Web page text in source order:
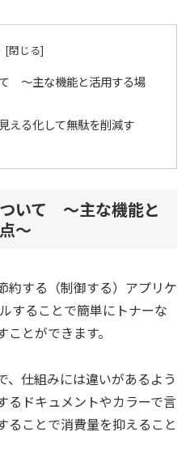
～主な機能と活用する場
える化して無駄を削減す
いて ～主な機能と
～
約する（制御する）アプリケ
することで簡単にトナーな
とができます。
、仕組みには違いがあるよう
るドキュメントやカラーで言
ることで消費量を抑えること